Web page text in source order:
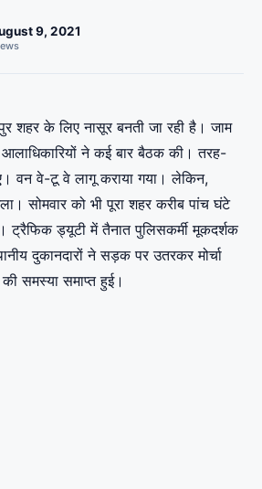
9, 2021
शहर के लिए नासूर बनती जा रही है। जाम
ने कई बार बैठक की। तरह-
वन वे-टू वे लागू कराया गया। लेकिन,
सोमवार को भी पूरा शहर करीब पांच घंटे
ट्रैफिक ड्यूटी में तैनात पुलिसकर्मी मूकदर्शक
दुकानदारों ने सड़क पर उतरकर मोर्चा
समस्या समाप्त हुई।